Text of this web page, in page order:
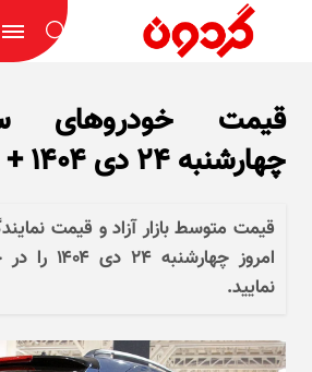
قیمت خودرو‌های
چهارشنبه ۲۴ دی ۱۴۰۴ + جدول
قیمت متوسط بازار آزاد و قیمت
امروز
نمایید.